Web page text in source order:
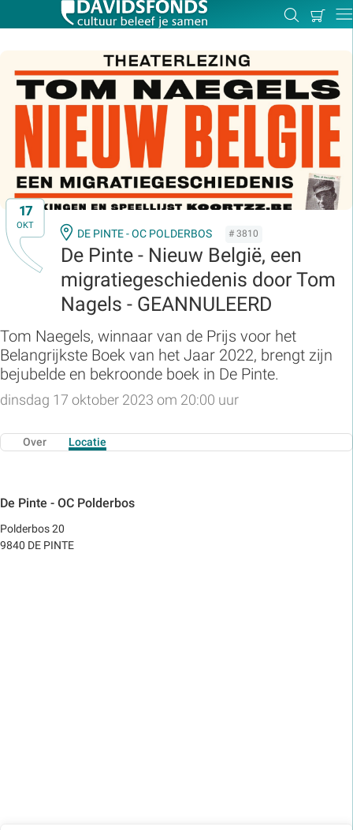
Zoeken
Mijn
17
OKT
DE PINTE - OC POLDERBOS # 3810
De Pinte - Nieuw België, een
migratiegeschiedenis door Tom
Nagels - GEANNULEERD
Tom Naegels, winnaar van de Prijs voor het
Belangrijkste Boek van het Jaar 2022, brengt zijn
bejubelde en bekroonde boek in De Pinte.
dinsdag 17 oktober 2023 om 20:00 uur
Over Locatie
De Pinte - OC Polderbos
Polderbos 20
9840 DE PINTE
Zoeken